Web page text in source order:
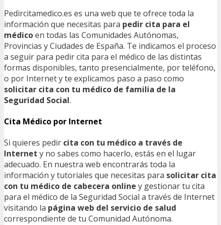
Pedircitamedico.es es una web que te ofrece toda la
información que necesitas para pedir cita para el
médicoen todas las Comunidades Autónomas,
Provincias y Ciudades de España. Te indicamos el proceso
a seguir para pedir cita para el médico de las distintas
formas disponibles, tanto presencialmente, por teléfono,
o por Internet y te explicamos paso a paso como
solicitar cita con tu médico de familia de la
Seguridad Social.
Cita Médico por Internet
Si quieres pedir cita con tu médico a través de
Internet y no sabes como hacerlo, estás en el lugar
adecuado. En nuestra web encontrarás toda la
información y tutoriales que necesitas para solicitar cita
con tu médico de cabecera online y gestionar tu cita
para el médico de la Seguridad Social a través de Internet
visitando la página web del servicio de salud
correspondiente de tu Comunidad Autónoma.